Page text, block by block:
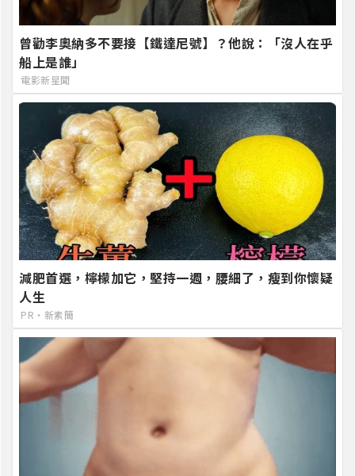
曾勸李奧納多不要接【鐵達尼號】？他說：「沒人在乎
船上是誰」
電影新星聞
減肥首選，檸檬加它，堅持一週，腰細了，瘦到你懷疑
人生
PR・新素簡